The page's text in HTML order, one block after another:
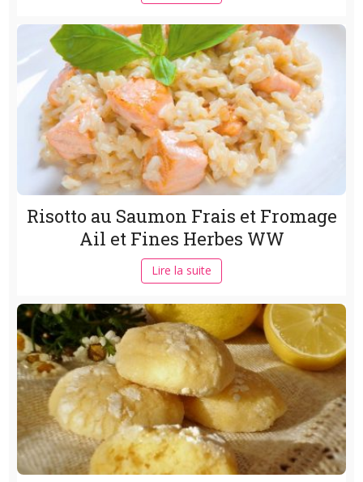
Risotto au Saumon Frais et Fromage
Ail et Fines Herbes WW
Lire la suite